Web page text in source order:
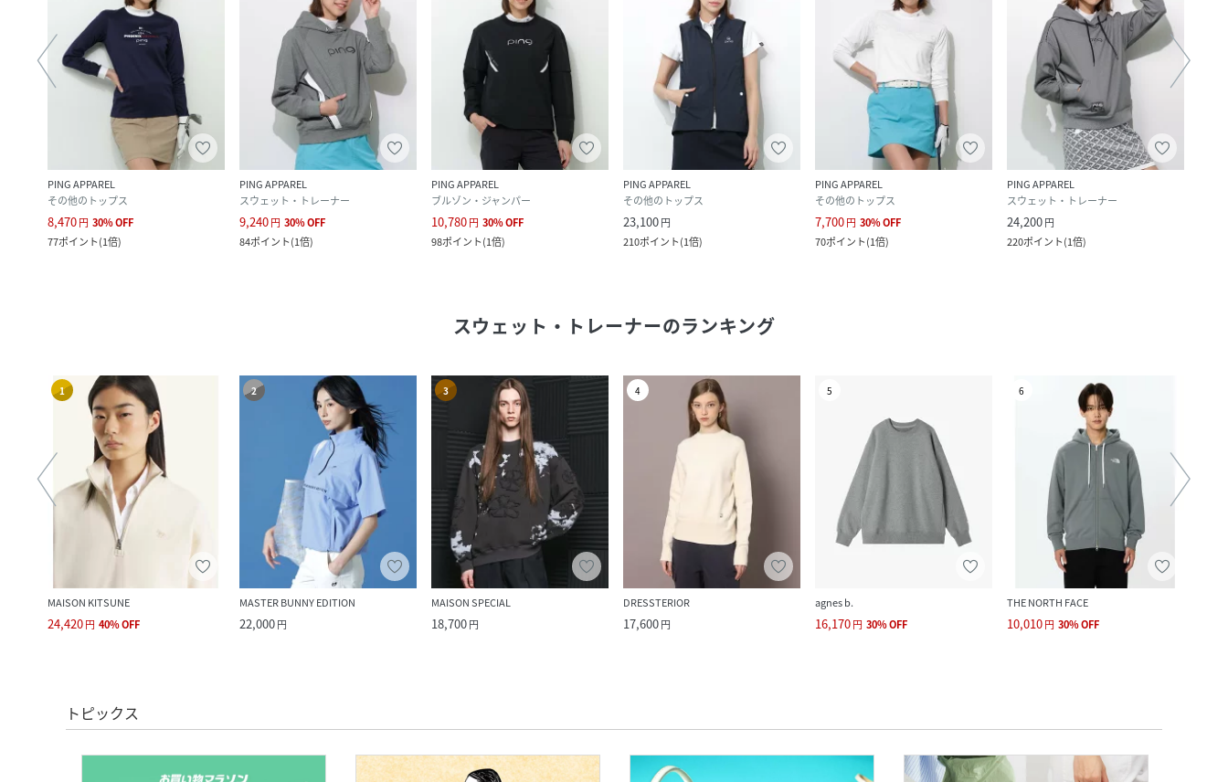
PING APPAREL
その他のトップス
8,470円 30%OFF
77ポイント(1倍)
PING APPAREL
スウェット・トレーナー
9,240円 30%OFF
84ポイント(1倍)
PING APPAREL
ブルゾン・ジャンパー
10,780円 30%OFF
98ポイント(1倍)
PING APPAREL
その他のトップス
23,100円
210ポイント(1倍)
PING APPAREL
その他のトップス
7,700円 30%OFF
70ポイント(1倍)
PING APPAREL
スウェット・トレーナー
24,200円
220ポイント(1倍)
スウェット・トレーナーのランキング
1
MAISON KITSUNE
24,420円 40%OFF
2
MASTER BUNNY EDITION
22,000円
3
MAISON SPECIAL
18,700円
4
DRESSTERIOR
17,600円
5
agnes b.
16,170円 30%OFF
6
THE NORTH FACE
10,010円 30%OFF
トピックス